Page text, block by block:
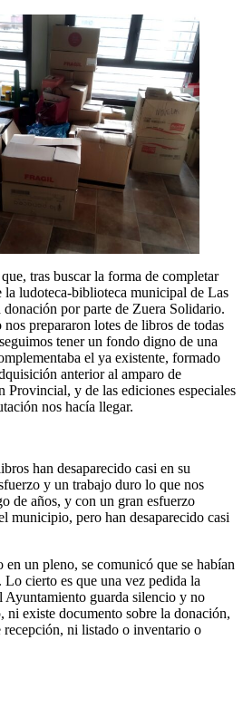
tras buscar la forma de completar
ludoteca-biblioteca municipal de Las
donación por parte de Zuera Solidario.
prepararon lotes de libros de todas
tener un fondo digno de una
el ya existente, formado
anterior al amparo de
Provincial, y de las ediciones especiales
nos hacía llegar.
han desaparecido casi en su
y un trabajo duro lo que nos
de años, y con un gran esfuerzo
municipio, pero han desaparecido casi
en un pleno, se comunicó que se habían
cierto es que una vez pedida la
Ayuntamiento guarda silencio y no
ni existe documento sobre la donación,
recepción, ni listado o inventario o